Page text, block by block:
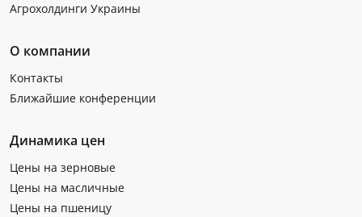
Агрохолдинги Украины
О компании
Контакты
Ближайшие конференции
Динамика цен
Цены на зерновые
Цены на масличные
Цены на пшеницу